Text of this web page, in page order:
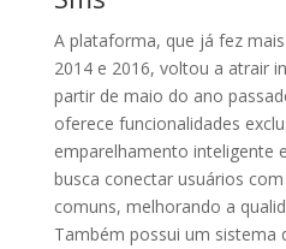
A plataforma, que já fez
2014 e 2016, voltou a atrair
partir de maio do ano
oferece funcionalidades
emparelhamento inteligente
busca conectar usuários
comuns, melhorando a
Também possui um sistema